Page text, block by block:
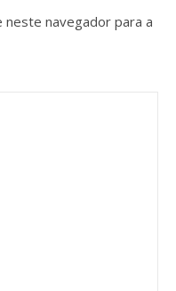
neste navegador para a